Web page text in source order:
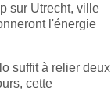
sur Utrecht, ville
l'énergie
suffit à relier deux
cette